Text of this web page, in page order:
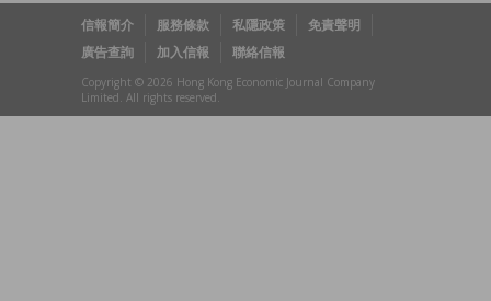
信報簡介 服務條款 私隱政策
免責聲明
廣告查詢
加入信報 聯絡信報
Copyright © 2026 Hong Kong Economic Journal Company
Limited. All rights reserved.